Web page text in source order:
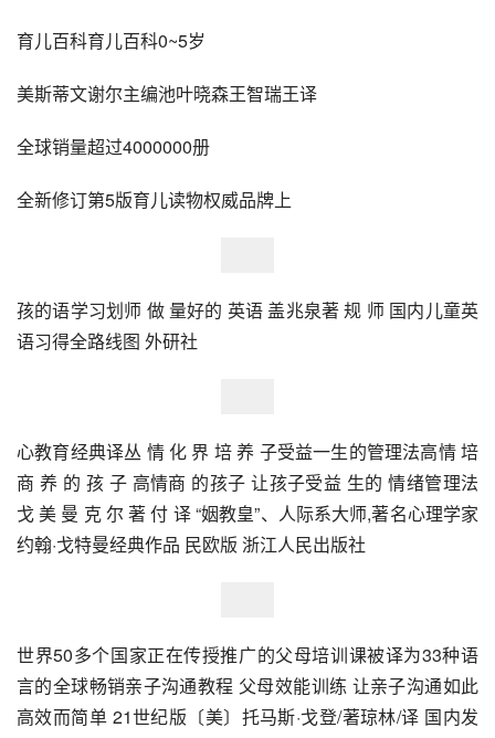
育儿百科育儿百科0~5岁
美斯蒂文谢尔主编池叶晓森王智瑞王译
全球销量超过4000000册
全新修订第5版育儿读物权威品牌上
孩的语学习划师 做 量好的 英语 盖兆泉著 规 师 国内儿童英
语习得全路线图 外研社
心教育经典译丛 情 化 界 培 养 子受益一生的管理法高情 培
商 养 的 孩 子 高情商 的孩子 让孩子受益 生的 情绪管理法
戈 美 曼 克 尔 著 付 译 “姻教皇”、人际系大师,著名心理学家
约翰·戈特曼经典作品 民欧版 浙江人民出版社
世界50多个国家正在传授推广的父母培训课被译为33种语
言的全球畅销亲子沟通教程 父母效能训练 让亲子沟通如此
高效而简单 21世纪版〔美〕托马斯·戈登/著琼林/译 国内发